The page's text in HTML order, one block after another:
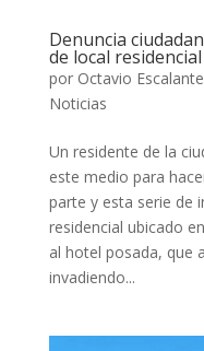
Denuncia
de local
por Octavio Escalante
Noticias
Un residente de la
este medio para
parte y esta serie de
residencial ubicado
al hotel posada, que
invadiendo...